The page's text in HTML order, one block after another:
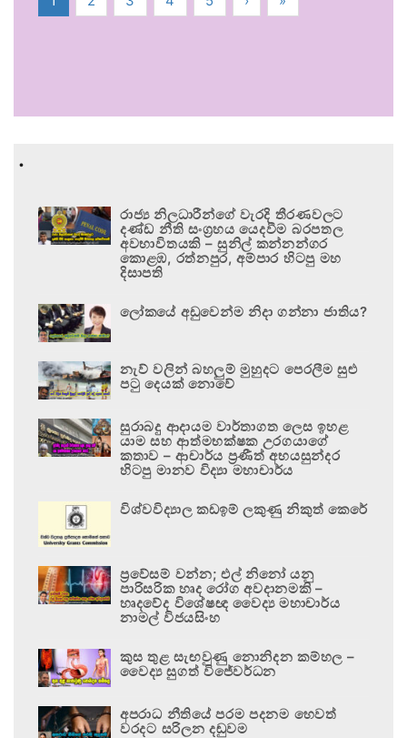
.
රාජ්‍ය නිලධාරීන්ගේ වැරදි තීරණවලට
දණ්ඩ නීති සංග්‍රහය යෙදවීම බරපතල
අවභාවිතයකි – සුනිල් කන්නන්ගර
කොළඹ, රත්නපුර, අම්පාර හිටපු මහ
දිසාපති
ලෝකයේ අඩුවෙන්ම නිදා ගන්නා ජාතිය?
නැව් වලින් බහලුම් මුහුදට පෙරලීම සුළු
පටු දෙයක් නොවේ
සුරාබදු ආදායම වාර්තාගත ලෙස ඉහළ
යාම සහ ආත්මභක්ෂක උරගයාගේ
කතාව – ආචාර්ය ප්‍රණීත් අභයසුන්දර
හිටපු මානව විද්‍යා මහාචාර්ය
විශ්වවිද්‍යාල කඩඉම් ලකුණු නිකුත් කෙරේ
ප්‍රවේසම් වන්න; එල් නිනෝ යනු
පාරිසරික හෘද රෝග අවදානමකි –
හෘදවේද විශේෂඥ වෛද්‍ය මහාචාර්ය
නාමල් විජයසිංහ
කුස තුළ සැඟවුණු නොනිදන කම්හල –
වෛද්‍ය සුගත් විජේවර්ධන
අපරාධ නීතියේ පරම පදනම හෙවත්
වරදට සරිලන දඬුවම